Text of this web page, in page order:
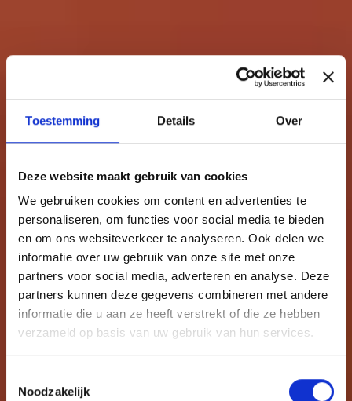
Toestemming Details Over
Deze website maakt gebruik van cookies
We gebruiken cookies om content en advertenties te
personaliseren, om functies voor social media te bieden
en om ons websiteverkeer te analyseren. Ook delen we
informatie over uw gebruik van onze site met onze
partners voor social media, adverteren en analyse. Deze
partners kunnen deze gegevens combineren met andere
informatie die u aan ze heeft verstrekt of die ze hebben
verzameld op basis van uw gebruik van hun services.
Noodzakelijk